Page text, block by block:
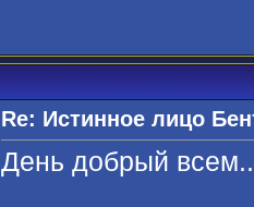
Re: Истинное лицо
День добрый